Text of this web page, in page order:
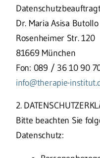
Dr. Maria Asisa Butollo
Rosenheimer Str. 120
81669 München
Fon: 089 / 36 10 90
info@therapie-
2.
Bitte beachten Sie
Datenschutz: